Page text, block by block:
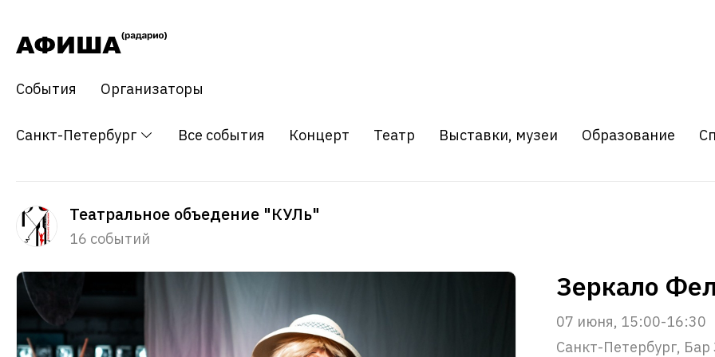
События Организаторы
Санкт-Петербург Все события Концерт Театр Выставки, музеи Образование
Театральное объедение "КУЛь"
16 событий
Зеркало
07 июня, 15:00-16:30
Санкт-Петербург,